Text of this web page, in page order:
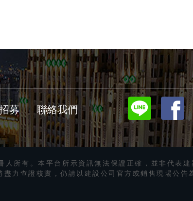
募 聯絡我們
所有。本平台所示資訊無法保證正確，並非代表
力查證核實，仍請以建設公司官方或銷售現場公告